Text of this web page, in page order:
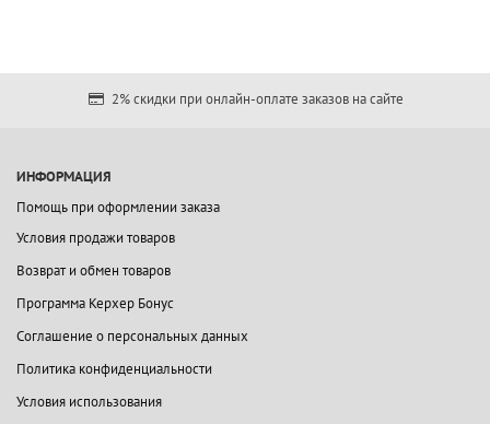
2% скидки при онлайн-оплате заказов на сайте
ИНФОРМАЦИЯ
Помощь при оформлении заказа
Условия продажи товаров
Возврат и обмен товаров
Программа Керхер Бонус
Соглашение о персональных данных
Политика конфиденциальности
Условия использования